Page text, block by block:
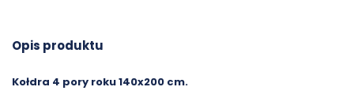
Opis produktu
Kołdra 4 pory roku 140x200 cm.